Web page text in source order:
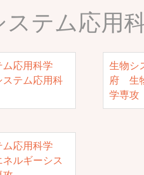
ステム応用
応用科学
テム応用科
生物シ
府 生
学専攻
応用科学
ルギーシス